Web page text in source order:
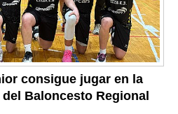
consigue jugar en la
Baloncesto Regional